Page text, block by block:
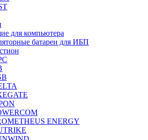
для компьютера
батареи для ИБП
ENERGY